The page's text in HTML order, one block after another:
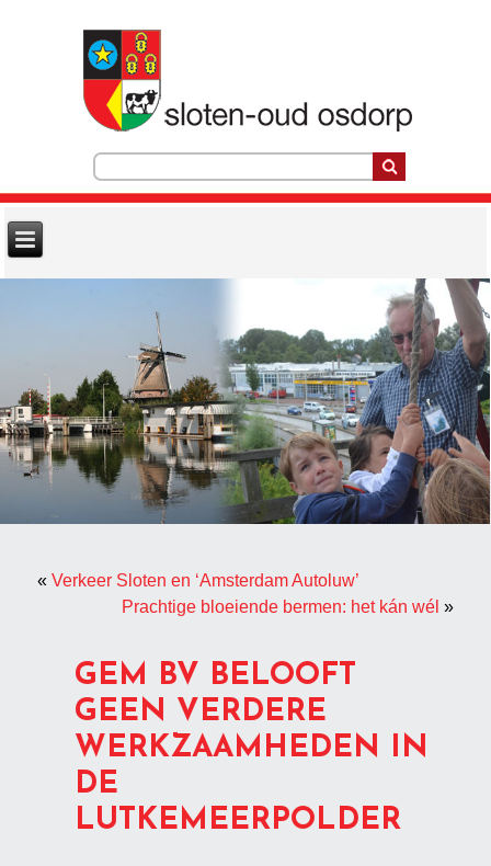
«Verkeer Sloten en ‘Amsterdam Autoluw’
Prachtige bloeiende bermen: het kán wél »
GEM BV BELOOFT
GEEN VERDERE
WERKZAAMHEDEN IN
DE
LUTKEMEERPOLDER